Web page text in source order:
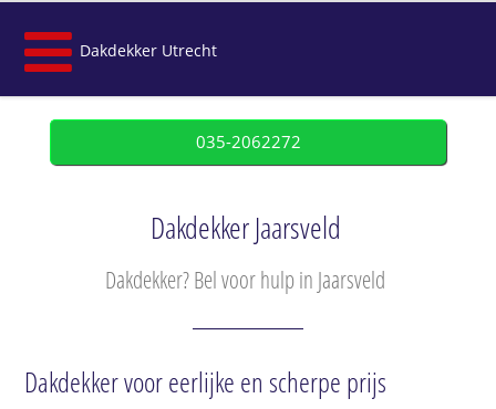
Dakdekker Utrecht
035-2062272
Dakdekker Jaarsveld
Dakdekker? Bel voor hulp in Jaarsveld
Dakdekker voor eerlijke en scherpe prijs